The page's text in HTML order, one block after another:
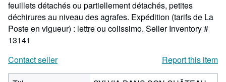
feuillets détachés ou partiellement détachés, petites
déchirures au niveau des agrafes. Expédition (tarifs de La
Poste en vigueur) : lettre ou colissimo. Seller Inventory #
13141
Contact seller
Report this item